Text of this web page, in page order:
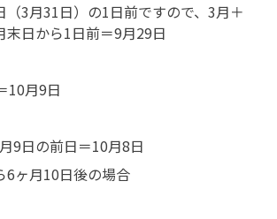
（3月31日）の1日前ですので、3月＋
末日から1日前＝9月29日
10月9日
9日の前日＝10月8日
6ヶ月10日後の場合